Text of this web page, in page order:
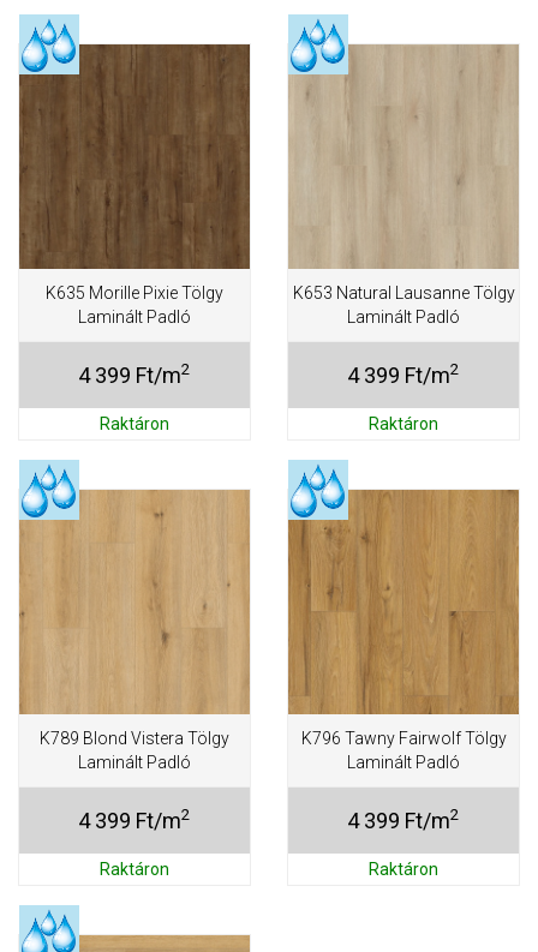
K635 Morille Pixie Tölgy
Laminált Padló
4 399 Ft/m2
Raktáron
K653 Natural Lausanne Tölgy
Laminált Padló
4 399 Ft/m2
Raktáron
K789 Blond Vistera Tölgy
Laminált Padló
4 399 Ft/m2
Raktáron
K796 Tawny Fairwolf Tölgy
Laminált Padló
4 399 Ft/m2
Raktáron